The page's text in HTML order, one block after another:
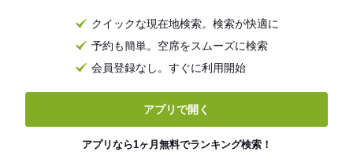
クイックな現在地検索。検索が快適に
予約も簡単。空席をスムーズに検索
会員登録なし。すぐに利用開始
アプリで開く
アプリなら1ヶ月無料でランキング検索！